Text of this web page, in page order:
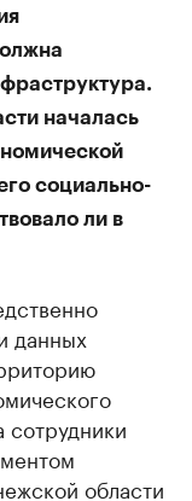
началась
социально-
ли в
данных
сотрудники
области